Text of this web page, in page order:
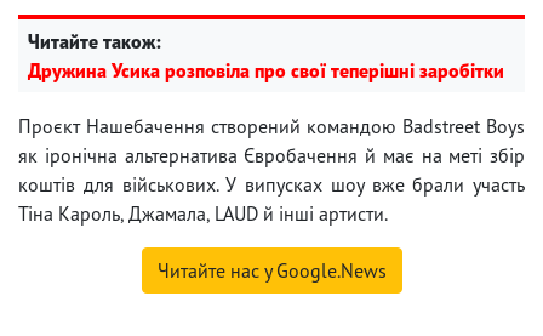
Читайте також:
Дружина Усика розповіла про свої теперішні заробітки
Проєкт Нашебачення створений командою Badstreet Boys
як іронічна альтернатива Євробачення й має на меті збір
коштів для військових. У випусках шоу вже брали участь
Тіна Кароль, Джамала, LAUD й інші артисти.
Читайте нас у Google.News